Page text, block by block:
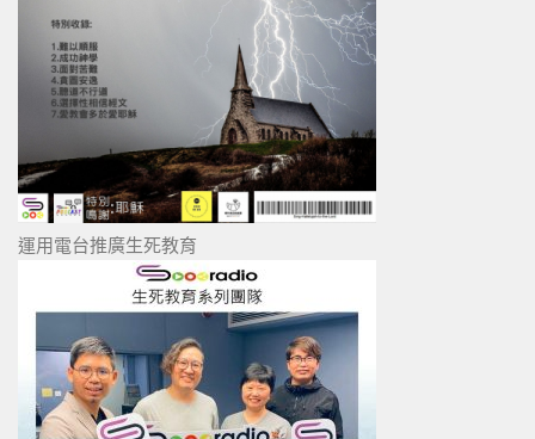
運用電台推廣生死教育